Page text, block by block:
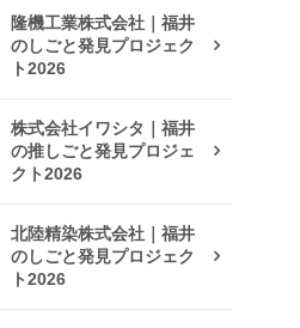
隆機工業株式会社｜福井
のしごと発見プロジェク
ト2026
株式会社イワシタ｜福井
の推しごと発見プロジェ
クト2026
北陸精染株式会社｜福井
のしごと発見プロジェク
ト2026